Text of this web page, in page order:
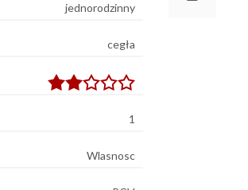
jednorodzinny
cegła
1
Wlasnosc